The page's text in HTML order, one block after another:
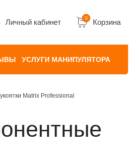
Личный кабинет 0 Корзина
УСЛУГИ МАНИПУЛЯТОРА
Matrix Professional